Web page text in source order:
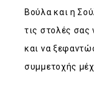
Βούλα και η
τις στολές σας
και να
συμμετοχής